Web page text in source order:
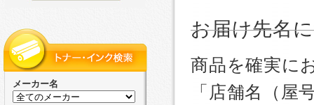
メーカー名
お届け先名
商品を確実に
「店舗名（屋